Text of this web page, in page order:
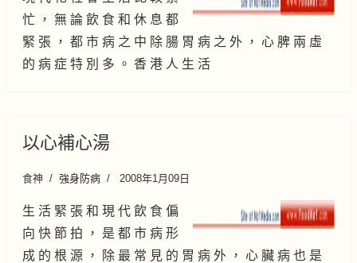
忙 ， 無 論 飲 食 和 休 息 都
緊 張 ， 都 市 病 之 中 除 腸 胃 病 之 外 ， 心 脾 兩 虛
的 病 症 特 別 多 。 香 港 人 生 活
以心補心湯
食神 強身防病 2008年1月09日
生 活 緊 張 和 現 代 飲 食 偏
向 快 節 拍 ， 是 都 市 病 形
成 的 根 源 ， 除 最 常 見 的 胃 病 外 ， 心 臟 病 也 是